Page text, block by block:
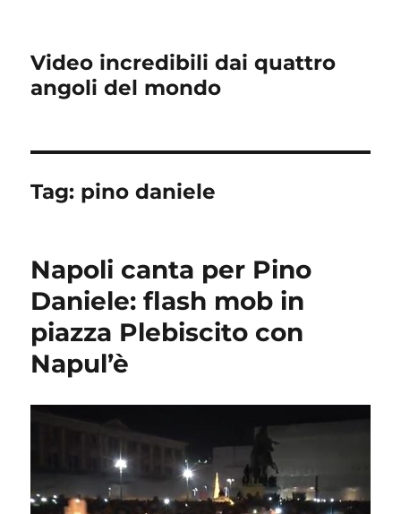
Video incredibili dai quattro
angoli del mondo
Tag: pino daniele
Napoli canta per Pino
Daniele: flash mob in
piazza Plebiscito con
Napul’è